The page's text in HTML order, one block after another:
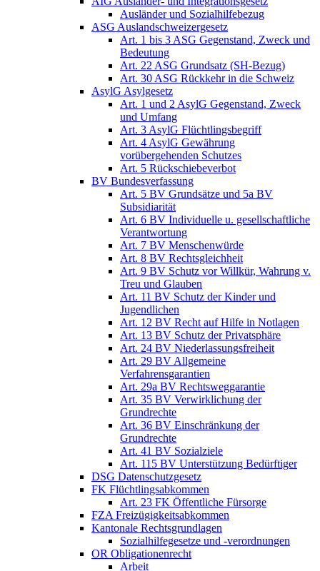
Ausländer und Sozialhilfebezug
ASG Auslandschweizergesetz
Art. 1 bis 3 ASG Gegenstand, Zweck und
Bedeutung
Art. 22 ASG Grundsatz (SH-Bezug)
Art. 30 ASG Rückkehr in die Schweiz
AsylG Asylgesetz
Art. 1 und 2 AsylG Gegenstand, Zweck
und Umfang
Art. 3 AsylG Flüchtlingsbegriff
Art. 4 AsylG Gewährung
vorübergehenden Schutzes
Art. 5 Rückschiebeverbot
BV Bundesverfassung
Art. 5 BV Grundsätze und 5a BV
Subsidiarität
Art. 6 BV Individuelle u. gesellschaftliche
Verantwortung
Art. 7 BV Menschenwürde
Art. 8 BV Rechtsgleichheit
Art. 9 BV Schutz vor Willkür, Wahrung v.
Treu und Glauben
Art. 11 BV Schutz der Kinder und
Jugendlichen
Art. 12 BV Recht auf Hilfe in Notlagen
Art. 13 BV Schutz der Privatsphäre
Art. 24 BV Niederlassungsfreiheit
Art. 29 BV Allgemeine
Verfahrensgarantien
Art. 29a BV Rechtsweggarantie
Art. 35 BV Verwirklichung der
Grundrechte
Art. 36 BV Einschränkung der
Grundrechte
Art. 41 BV Sozialziele
Art. 115 BV Unterstützung Bedürftiger
DSG Datenschutzgesetz
FK Flüchtlingsabkommen
Art. 23 FK Öffentliche Fürsorge
FZA Freizügigkeitsabkommen
Kantonale Rechtsgrundlagen
Sozialhilfegesetze und -verordnungen
OR Obligationenrecht
Arbeit